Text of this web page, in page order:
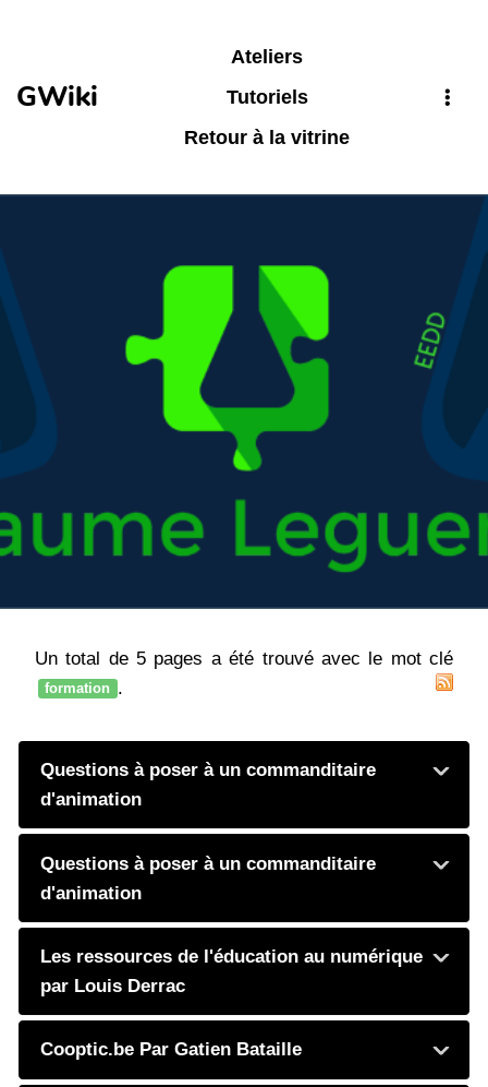
GWiki
Ateliers
Tutoriels
Retour à la vitrine
Un total de 5 pages a été trouvé avec le mot clé
formation .
Questions à poser à un commanditaire
d'animation
Questions à poser à un commanditaire
d'animation
Les ressources de l'éducation au numérique
par Louis Derrac
Cooptic.be Par Gatien Bataille